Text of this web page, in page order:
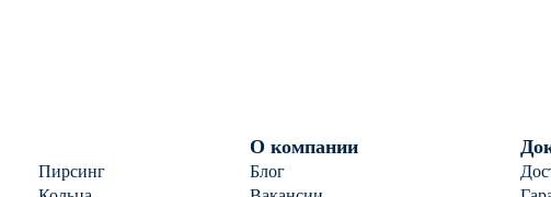
Пирсинг
О компании
Блог